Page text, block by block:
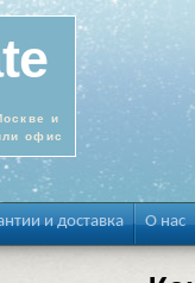
и
офис
и доставка О нас